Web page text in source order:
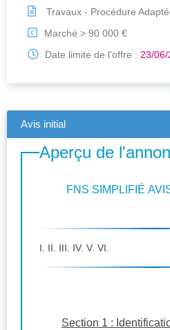
Travaux - Procédure
€
Marché > 90 000 €
Date limite de l'offre : 23/
Avis initial
Aperçu de
FNS SIMPLIFIÉ
I. II. III. IV. V. VI.
Section 1 :